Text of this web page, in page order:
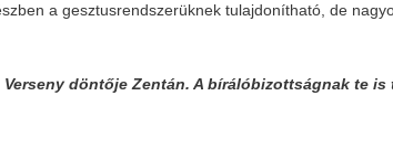
a gesztusrendszerüknek tulajdonítható, de
döntője Zentán. A bírálóbizottságnak te is